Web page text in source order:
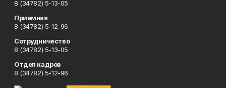
8 (34782) 5-13-05
Приемная
8 (34782) 5-12-96
Сотрудничество
8 (34782) 5-13-05
Отдел кадров
8 (34782) 5-12-96